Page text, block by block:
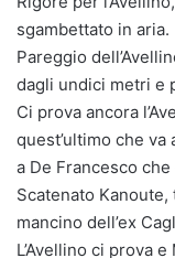
sgambettato in aria.
Pareggio
dagli undici metri e
Ci prova ancora
quest’ultimo che
a De Francesco
Scatenato
mancino dell’ex
L’Avellino ci prova